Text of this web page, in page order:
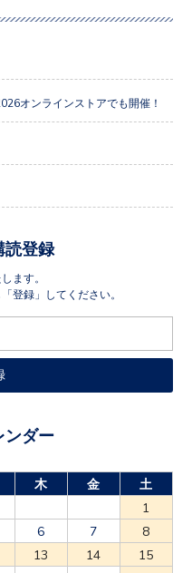
オンラインストアでも開催！
読登録
ます。
登録」してください。
ンダー
木 金
土
1
6 7
8
13 14
15